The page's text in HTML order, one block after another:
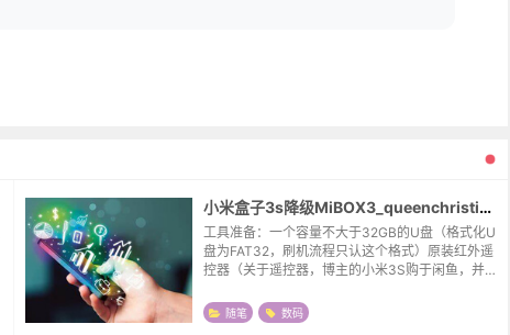
小米盒子3s降级MiBOX3_queenchristina_r145
工具准备：一个容量不大于32GB的U盘（格式化U
盘为FAT32，刷机流程只认这个格式）原装红外遥
控器（关于遥控器，博主的小米3S购于闲鱼，并
功刷机）刷机流程：格式化U盘为FAT32格式，拷
贝...
随笔 数码